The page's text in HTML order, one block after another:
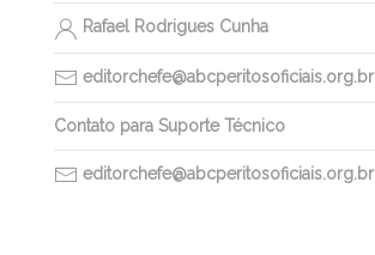
Rafael Rodrigues Cunha
editorchefe@abcperitosoficiais.org.br
Contato para Suporte Técnico
editorchefe@abcperitosoficiais.org.br